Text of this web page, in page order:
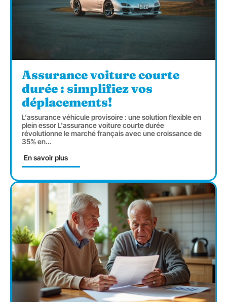
Assurance voiture courte
durée : simplifiez vos
déplacements!
L'assurance véhicule provisoire : une solution flexible en
plein essor L'assurance voiture courte durée
révolutionne le marché français avec une croissance de
35% en…
En savoir plus